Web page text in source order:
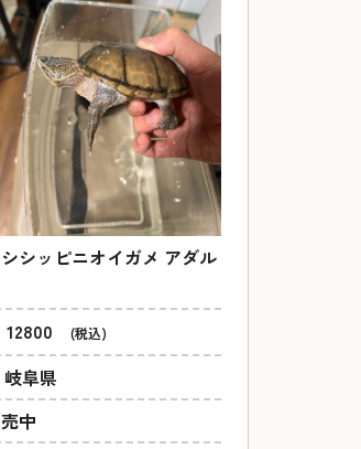
シシッピニオイガメ アダル
12800
(税込)
岐阜県
中